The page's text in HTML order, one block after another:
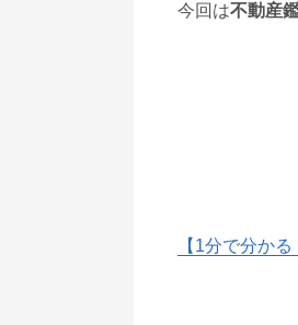
今回は不動産
【1分で分か